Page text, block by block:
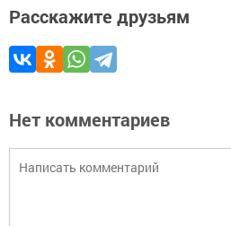
Расскажите друзьям
Нет комментариев